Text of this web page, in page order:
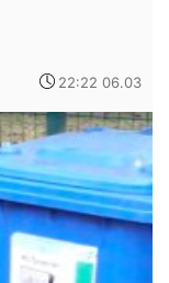
22:22 06.03